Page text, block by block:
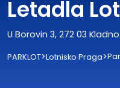
Letadla
U Borovin 3, 272 03
PARKLOT>Lotnisko Praga>